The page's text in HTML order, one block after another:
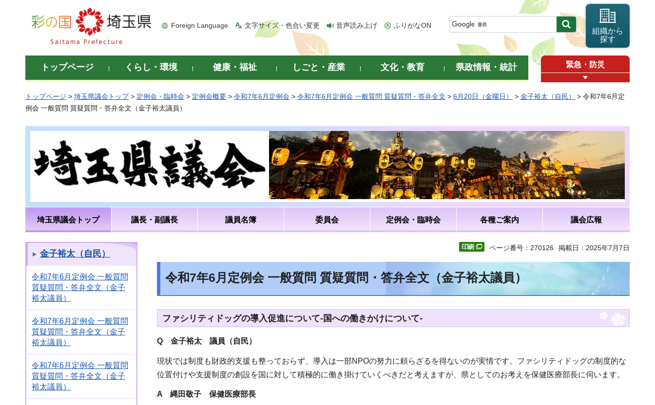
彩の国 埼玉県
Foreign Language 文字サイズ・色合い変更 音声読み上げ ふりがなON
組織から
探す
トップページ くらし・環境 健康・福祉 しごと・産業 文化・教育 県政情報・統計 緊急・防災
トップページ > 埼玉県議会トップ> 定例会・臨時会 > 定例会概要 > 令和7年6月定例会 > 令和7年6月定例会 一般質問 質疑質問・答弁全文 > 6月20日（金曜日） > 金子裕太（自民）
> 令和7年6月定
例会 一般質問 質疑質問・答弁全文（金子裕太議員）
埼玉県議会トップ 議長・副議長 議員名簿 委員会 定例会・臨時会 各種ご案内 議会広報
金子裕太（自民）
令和7年6月定例会 一般質問
質疑質問・答弁全文（金子
裕太議員）
令和7年6月定例会 一般質問
質疑質問・答弁全文（金子
裕太議員）
令和7年6月定例会 一般質問
質疑質問・答弁全文（金子
裕太議員）
ページ番号：270126 掲載日：2025年7月7日
令和7年6月定例会 一般質問 質疑質問・答弁全文（金子裕太議員）
ファシリティドッグの導入促進について-国への働きかけについて-
Q 金子裕太 議員（自民）
現状では制度も財政的支援も整っておらず、導入は一部NPOの努力に頼らざるを得ないのが実情です。ファシリティドッグの制度的な
位置付けや支援制度の創設を国に対して積極的に働き掛けていくべきだと考えますが、県としてのお考えを保健医療部長に伺います。
A 縄田敬子 保健医療部長